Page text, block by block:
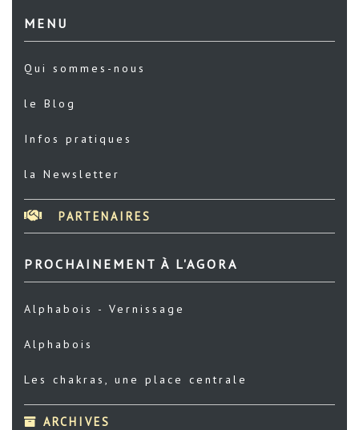
MENU
Qui sommes-nous
le Blog
Infos pratiques
la Newsletter
PARTENAIRES
PROCHAINEMENT À L'AGORA
Alphabois - Vernissage
Alphabois
Les chakras, une place centrale
ARCHIVES